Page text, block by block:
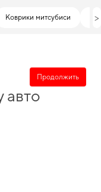
Коврики митсубиси >
Продолжить